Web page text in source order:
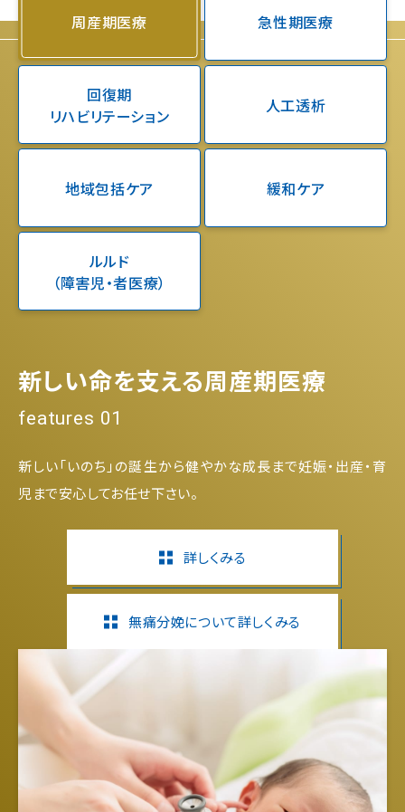
周産期医療 急性期医療
回復期
リハビリテーション
人工透析
地域包括ケア 緩和ケア
ルルド
（障害児・者医療）
新しい命を支える周産期医療
features 01
新しい「いのち」の誕生から健やかな成長まで妊娠・出産・育
児まで安心してお任せ下さい。
詳しくみる
無痛分娩について詳しくみる